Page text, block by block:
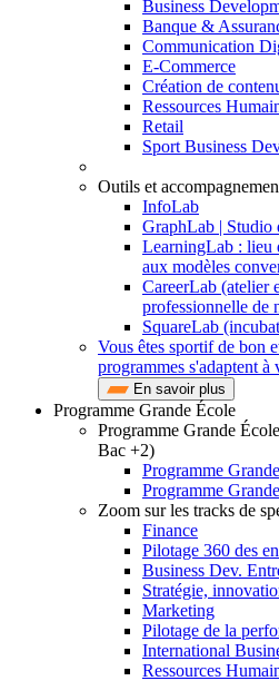
Business
Banque &
Communication
E-Commerce
Création de
Ressources
Retail
Sport Business
Outils et
InfoLab
GraphLab | Studio
LearningLab : lieu
aux modèles
CareerLab (atelier
professionnelle de
SquareLab
Vous êtes sportif de bon
programmes s'adaptent à
En savoir plus
Programme Grande École
Programme Grande
Bac +2)
Programme
Programme
Zoom sur les tracks de
Finance
Pilotage 360 des
Business Dev.
Stratégie,
Marketing
Pilotage de la
International
Ressources